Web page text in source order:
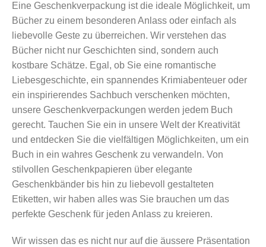
Eine Geschenkverpackung ist die ideale Möglichkeit, um
Bücher zu einem besonderen Anlass oder einfach als
liebevolle Geste zu überreichen. Wir verstehen das
Bücher nicht nur Geschichten sind, sondern auch
kostbare Schätze. Egal, ob Sie eine romantische
Liebesgeschichte, ein spannendes Krimiabenteuer oder
ein inspirierendes Sachbuch verschenken möchten,
unsere Geschenkverpackungen werden jedem Buch
gerecht. Tauchen Sie ein in unsere Welt der Kreativität
und entdecken Sie die vielfältigen Möglichkeiten, um ein
Buch in ein wahres Geschenk zu verwandeln. Von
stilvollen Geschenkpapieren über elegante
Geschenkbänder bis hin zu liebevoll gestalteten
Etiketten, wir haben alles was Sie brauchen um das
perfekte Geschenk für jeden Anlass zu kreieren.
Wir wissen das es nicht nur auf die äussere Präsentation